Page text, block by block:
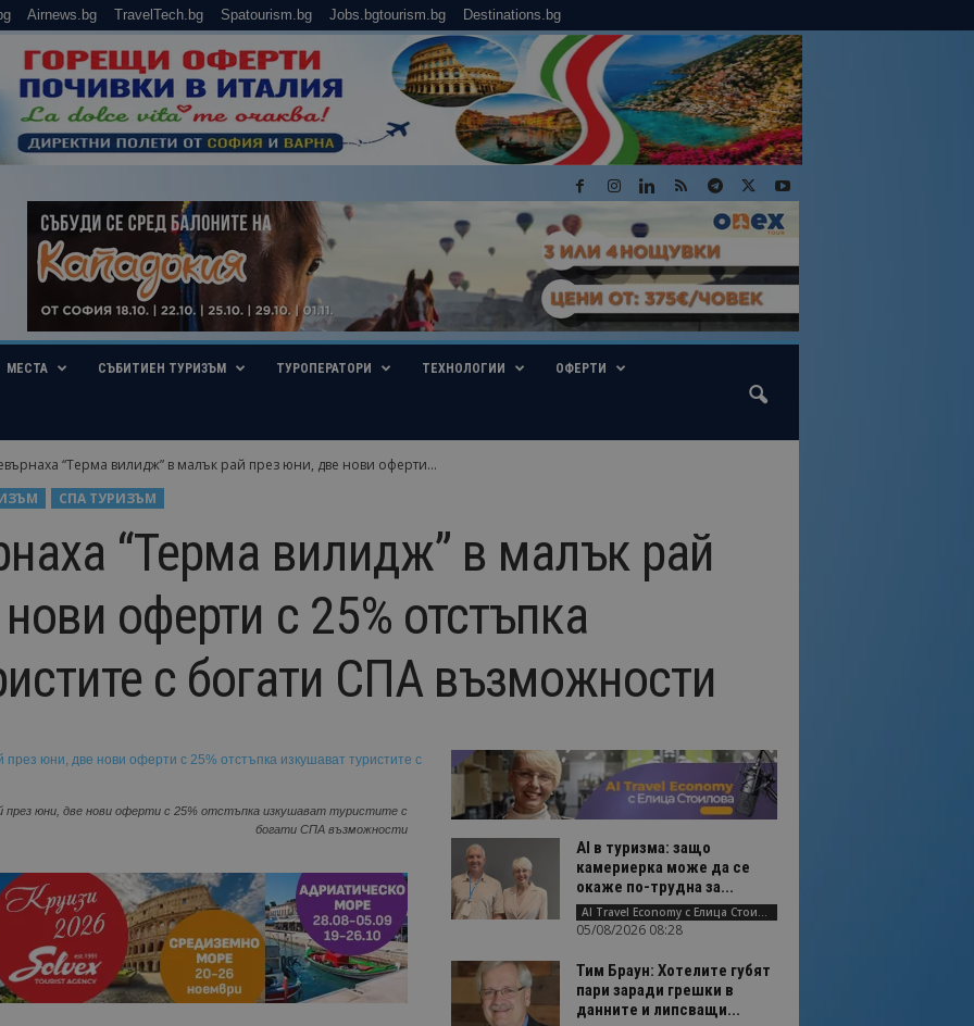
Airnews.bg TravelTech.bg Spatourism.bg Jobs.bgtourism.bg Destinations.bg
МЕСТА СЪБИТИЕН ТУРИЗЪМ ТУРОПЕРАТОРИ ТЕХНОЛОГИИ ОФЕРТИ
“Терма вилидж” в малък рай през юни, две нови оферти...
СПА ТУРИЗЪМ
“Терма вилидж” в малък рай
оферти с 25% отстъпка
с богати СПА възможности
през юни, две нови оферти с 25% отстъпка изкушават туристите с
богати СПА възможности
AI в туризма: защо
камериерка може да се
окаже по-трудна за...
AI Travel Economy с Елица Стоилова
05/08/2026 08:28
Тим Браун: Хотелите губят
пари заради грешки в
данните и липсващи...